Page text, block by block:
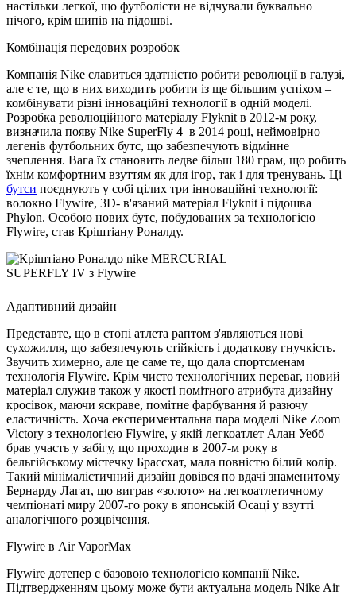
настільки легкої, що футболісти не відчували буквально
нічого, крім шипів на підошві.
Комбінація передових розробок
Компанія Nike славиться здатністю робити революції в галузі,
але є те, що в них виходить робити із ще більшим успіхом –
комбінувати різні інноваційні технології в одній моделі.
Розробка революційного матеріалу Flyknit в 2012-м року,
визначила появу Nike SuperFly 4 в 2014 році, неймовірно
легенів футбольних бутс, що забезпечують відмінне
зчеплення. Вага їх становить ледве більш 180 грам, що робить
їхнім комфортним взуттям як для ігор, так і для тренувань. Ці
бутси поєднують у собі цілих три інноваційні технології:
волокно Flywire, 3D- в'язаний матеріал Flyknit і підошва
Phylon. Особою нових бутс, побудованих за технологією
Flywire, став Кріштіану Роналду.
Адаптивний дизайн
Представте, що в стопі атлета раптом з'являються нові
сухожилля, що забезпечують стійкість і додаткову гнучкість.
Звучить химерно, але це саме те, що дала спортсменам
технологія Flywire. Крім чисто технологічних переваг, новий
матеріал служив також у якості помітного атрибута дизайну
кросівок, маючи яскраве, помітне фарбування й разючу
еластичність. Хоча експериментальна пара моделі Nike Zoom
Victory з технологією Flywire, у якій легкоатлет Алан Уебб
брав участь у забігу, що проходив в 2007-м року в
бельгійському містечку Брассхат, мала повністю білий колір.
Такий мінімалістичний дизайн довівся по вдачі знаменитому
Бернарду Лагат, що виграв «золото» на легкоатлетичному
чемпіонаті миру 2007-го року в японській Осаці у взутті
аналогічного розцвічення.
Flywire в Air VaporMax
Flywire дотепер є базовою технологією компанії Nike.
Підтвердженням цьому може бути актуальна модель Nike Air